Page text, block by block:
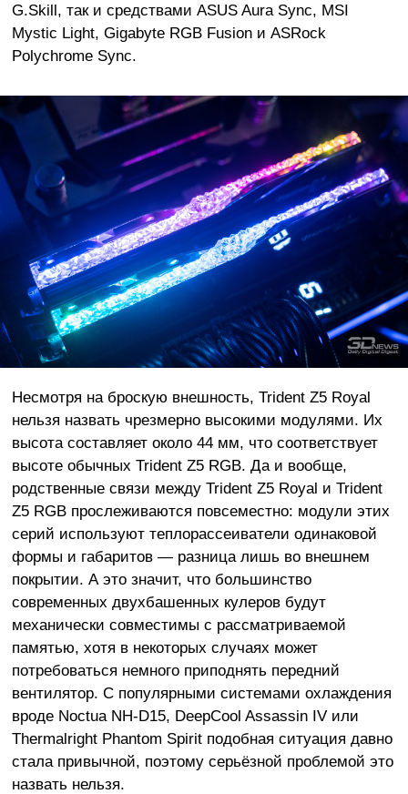
G.Skill, так и средствами ASUS Aura Sync, MSI
Mystic Light, Gigabyte RGB Fusion и ASRock
Polychrome Sync.
Несмотря на броскую внешность, Trident Z5 Royal
нельзя назвать чрезмерно высокими модулями. Их
высота составляет около 44 мм, что соответствует
высоте обычных Trident Z5 RGB. Да и вообще,
родственные связи между Trident Z5 Royal и Trident
Z5 RGB прослеживаются повсеместно: модули этих
серий используют теплорассеиватели одинаковой
формы и габаритов — разница лишь во внешнем
покрытии. А это значит, что большинство
современных двухбашенных кулеров будут
механически совместимы с рассматриваемой
памятью, хотя в некоторых случаях может
потребоваться немного приподнять передний
вентилятор. С популярными системами охлаждения
вроде Noctua NH-D15, DeepCool Assassin IV или
Thermalright Phantom Spirit подобная ситуация давно
стала привычной, поэтому серьёзной проблемой это
назвать нельзя.